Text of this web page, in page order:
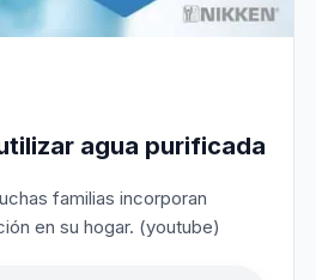
agua purificada
familias incorporan
en su hogar. (youtube)